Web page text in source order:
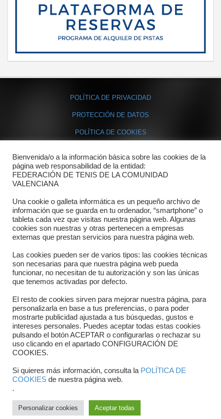
POLÍTICA DE PRIVACIDAD
PROTECCIÓN DE DATOS
POLÍTICA DE COOKIES
Contacto
Dónde estamos
Directorio departamentos
Horario
Formulario de contacto
Copyright © 2025 FTCV
Bienvenida/o a la información básica sobre las cookies de la
página web responsabilidad de la entidad:
FEDERACIÓN DE TENIS DE LA COMUNIDAD
VALENCIANA
Una cookie o galleta informática es un pequeño archivo de
información que se guarda en tu ordenador, “smartphone” o
tableta cada vez que visitas nuestra página web. Algunas
cookies son nuestras y otras pertenecen a empresas
externas que prestan servicios para nuestra página web.
Las cookies pueden ser de varios tipos: las cookies técnicas
son necesarias para que nuestra página web pueda
funcionar, no necesitan de tu autorización y son las únicas
que tenemos activadas por defecto.
El resto de cookies sirven para mejorar nuestra página, para
personalizarla en base a tus preferencias, o para poder
mostrarte publicidad ajustada a tus búsquedas, gustos e
intereses personales. Puedes aceptar todas estas cookies
pulsando el botón ACEPTAR o configurarlas o rechazar su
uso clicando en el apartado CONFIGURACIÓN DE
COOKIES.
Si quieres más información, consulta la POLÍTICA DE
COOKIES de nuestra página web.
.
Personalizar cookies Aceptar todas